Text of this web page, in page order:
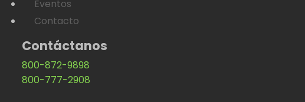
Eventos
Contacto
Contáctanos
800-872-9898
800-777-2908